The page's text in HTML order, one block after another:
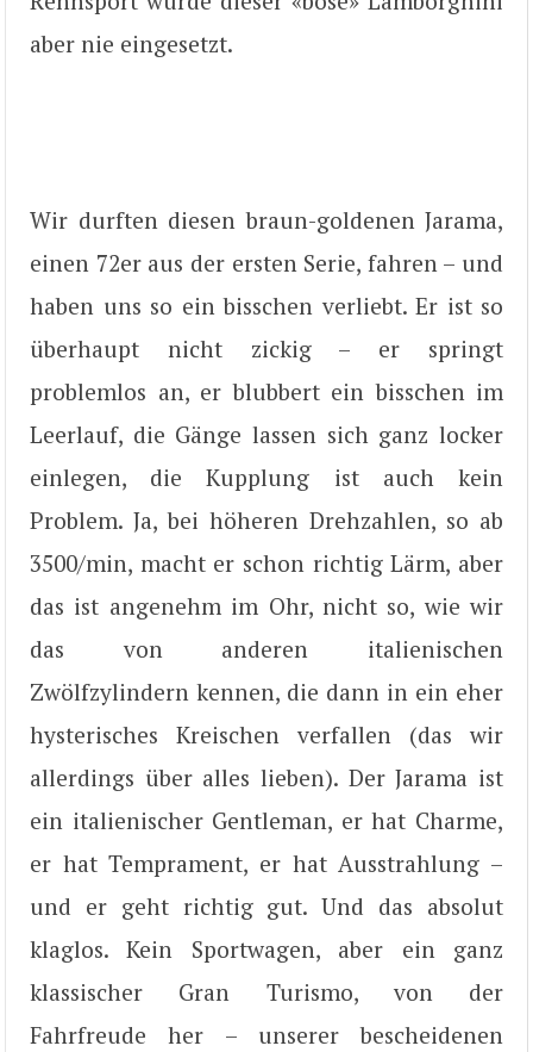
aber nie eingesetzt.
Wir durften diesen braun-goldenen Jarama,
einen 72er aus der ersten Serie, fahren – und
haben uns so ein bisschen verliebt. Er ist so
überhaupt nicht zickig – er springt
problemlos an, er blubbert ein bisschen im
Leerlauf, die Gänge lassen sich ganz locker
einlegen, die Kupplung ist auch kein
Problem. Ja, bei höheren Drehzahlen, so ab
3500/min, macht er schon richtig Lärm, aber
das ist angenehm im Ohr, nicht so, wie wir
das von anderen italienischen
Zwölfzylindern kennen, die dann in ein eher
hysterisches Kreischen verfallen (das wir
allerdings über alles lieben). Der Jarama ist
ein italienischer Gentleman, er hat Charme,
er hat Temprament, er hat Ausstrahlung –
und er geht richtig gut. Und das absolut
klaglos. Kein Sportwagen, aber ein ganz
klassischer Gran Turismo, von der
Fahrfreude her – unserer bescheidenen